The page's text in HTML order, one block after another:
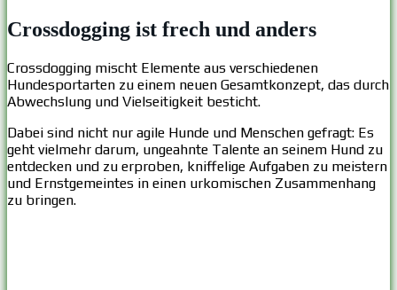
Crossdogging ist frech und anders
Crossdogging mischt Elemente aus verschiedenen
Hundesportarten zu einem neuen Gesamtkonzept, das durch
Abwechslung und Vielseitigkeit besticht.
Dabei sind nicht nur agile Hunde und Menschen gefragt: Es
geht vielmehr darum, ungeahnte Talente an seinem Hund zu
entdecken und zu erproben, kniffelige Aufgaben zu meistern
und Ernstgemeintes in einen urkomischen Zusammenhang
zu bringen.